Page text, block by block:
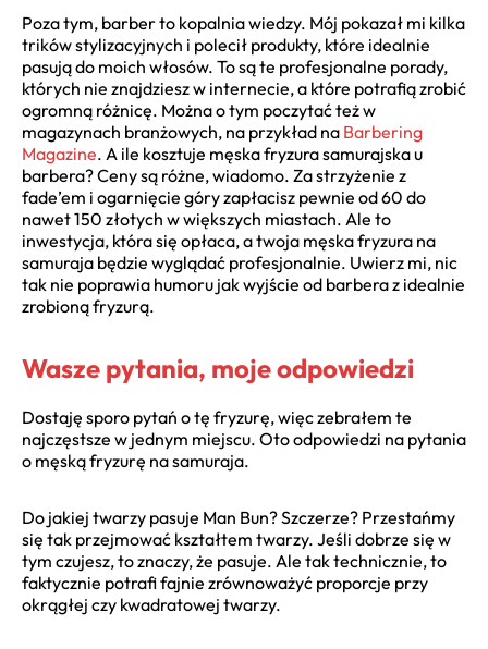
Poza tym, barber to kopalnia wiedzy. Mój pokazał mi kilka
trików stylizacyjnych i polecił produkty, które idealnie
pasują do moich włosów. To są te profesjonalne porady,
których nie znajdziesz w internecie, a które potrafią zrobić
ogromną różnicę. Można o tym poczytać też w
magazynach branżowych, na przykład na Barbering
Magazine. A ile kosztuje męska fryzura samurajska u
barbera? Ceny są różne, wiadomo. Za strzyżenie z
fade’em i ogarnięcie góry zapłacisz pewnie od 60 do
nawet 150 złotych w większych miastach. Ale to
inwestycja, która się opłaca, a twoja męska fryzura na
samuraja będzie wyglądać profesjonalnie. Uwierz mi, nic
tak nie poprawia humoru jak wyjście od barbera z idealnie
zrobioną fryzurą.
Wasze pytania, moje odpowiedzi
Dostaję sporo pytań o tę fryzurę, więc zebrałem te
najczęstsze w jednym miejscu. Oto odpowiedzi na pytania
o męską fryzurę na samuraja.
Do jakiej twarzy pasuje Man Bun? Szczerze? Przestańmy
się tak przejmować kształtem twarzy. Jeśli dobrze się w
tym czujesz, to znaczy, że pasuje. Ale tak technicznie, to
faktycznie potrafi fajnie zrównoważyć proporcje przy
okrągłej czy kwadratowej twarzy.